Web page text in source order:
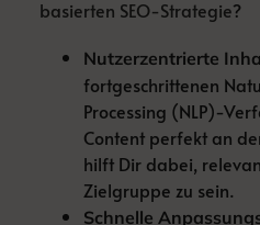
basierten SEO-Strategie?
Nutzerzentrierte
fortgeschrittenen
Processing (NLP)-
Content perfekt an
hilft Dir dabei,
Zielgruppe zu sein.
Schnelle